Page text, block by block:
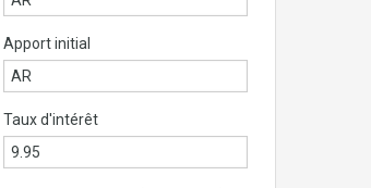
Apport initial
Taux d'intérêt